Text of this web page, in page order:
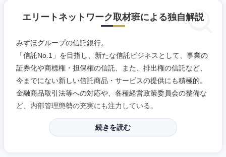
エリートネットワーク取材班による独自解説
みずほグループの信託銀行。
「信託No.1」を目指し、新たな信託ビジネスとして、事業の
証券化や商標権・担保権の信託、また、排出権の信託など、
今までにない新しい信託商品・サービスの提供にも積極的。
金融商品取引法等への対応や、各種経営政策委員会の整備な
ど、内部管理態勢の充実にも注力している。
続きを読む